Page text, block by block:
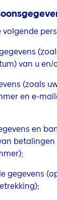
volgende
van u en/
(zoals
en e-
en
betalingen
gegevens